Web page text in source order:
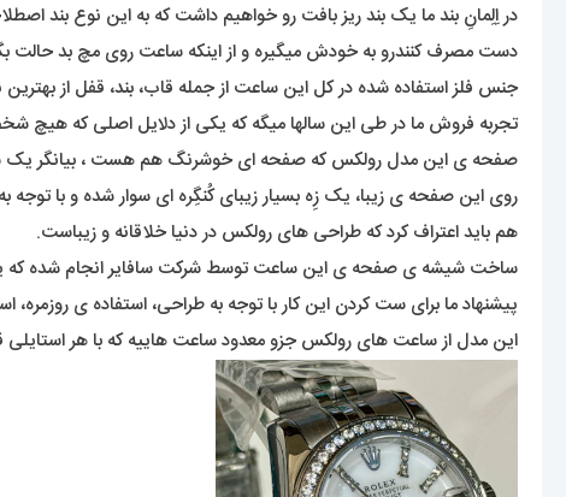
دست مصرف کنندرو به خودش میگیره و از اینکه ساعت روی مچ بد حالت
جنس فلز استفاده شده در کل این ساعت از جمله قاب، بند، قفل از
تجربه فروش ما در طی این سالها میگه که یکی از دلایل اصلی که هیچ
صفحه ی این مدل رولکس که صفحه ای خوشرنگ هم هست ، بیانگر یک
روی این صفحه ی زیبا، یک زِه بسیار زیبای کُنگِره ای سوار شده و با توجه
هم باید اعتراف کرد که طراحی های رولکس در دنیا خلاقانه و زیباست.
ساخت شیشه ی صفحه ی این ساعت توسط شرکت سافایر انجام شده
پیشنهاد ما برای ست کردن این کار با توجه به طراحی، استفاده ی
این مدل از ساعت های رولکس جزو معدود ساعت هاییه که با هر